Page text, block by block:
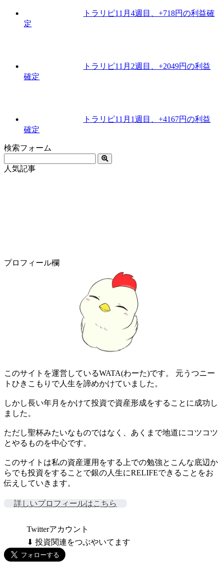
トラリピ11月4週目、+718円の利益確
定
トラリピ11月2週目、+2049円の利益
確定
トラリピ11月1週目、+4167円の利益
確定
検索フォーム
人気記事
プロフィール欄
このサイトを運営しているWATA(わーた)です。 元うつニー
トひきこもりで人生を諦めかけていました。
しかし長い年月をかけて投資で資産形成をすることに成功し
ました。
ただし聖杯みたいなものではなく、あくまで地道にコツコツ
とやるものを中心です。
このサイトは私の資産運用をする上での勉強とこんな底辺か
らでも投資をすることで銀の人生にRELIFEできることをお
伝えしていきます。
詳しいプロフィールはこちら
Twitterアカウント
⬇ 投資関連をつぶやいてます